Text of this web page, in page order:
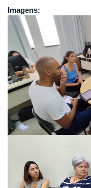
Imagens: